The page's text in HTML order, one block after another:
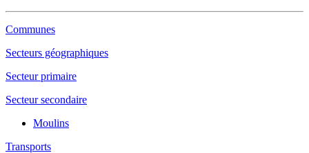
Communes
Secteurs géographiques
Secteur primaire
Secteur secondaire
Moulins
Transports